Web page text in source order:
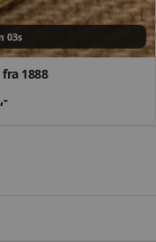
02s
1888
,-